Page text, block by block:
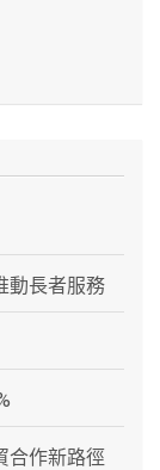
動長者服務
合作新路徑